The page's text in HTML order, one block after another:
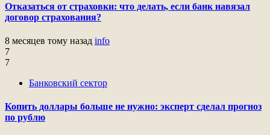
Отказаться от страховки: что делать, если банк навязал
договор страхования?
8 месяцев тому назад info
7
7
Банковский сектор
Копить доллары больше не нужно: эксперт сделал прогноз
по рублю